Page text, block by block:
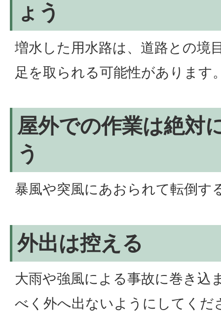
ょう
増水した用水路は、道路との境
足を取られる可能性があります
屋外での作業は絶対
う
暴風や突風にあおられて転倒す
外出は控える
大雨や強風による事故に巻き込
べく外へ出ないようにしてくだ